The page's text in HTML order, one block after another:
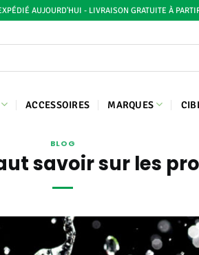
AUJOURD'HUI - LIVRAISON GRATUITE À
ACCESSOIRES MARQUES
BLOG
savoir sur les